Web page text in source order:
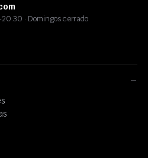
· Domingos cerrado